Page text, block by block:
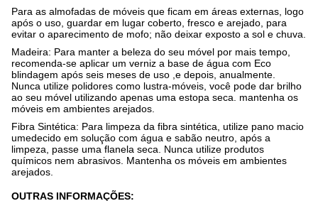
Para as almofadas de móveis que ficam em áreas externas, logo
após o uso, guardar em lugar coberto, fresco e arejado, para
evitar o aparecimento de mofo; não deixar exposto a sol e chuva.
Madeira: Para manter a beleza do seu móvel por mais tempo,
recomenda-se aplicar um verniz a base de água com Eco
blindagem após seis meses de uso ,e depois, anualmente.
Nunca utilize polidores como lustra-móveis, você pode dar brilho
ao seu móvel utilizando apenas uma estopa seca. mantenha os
móveis em ambientes arejados.
Fibra Sintética: Para limpeza da fibra sintética, utilize pano macio
umedecido em solução com água e sabão neutro, após a
limpeza, passe uma flanela seca. Nunca utilize produtos
químicos nem abrasivos. Mantenha os móveis em ambientes
arejados.
OUTRAS INFORMAÇÕES: